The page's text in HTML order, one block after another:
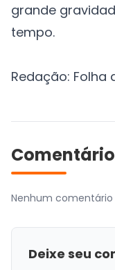
grande
tempo.
Redação:
Nenhum
Deixe seu